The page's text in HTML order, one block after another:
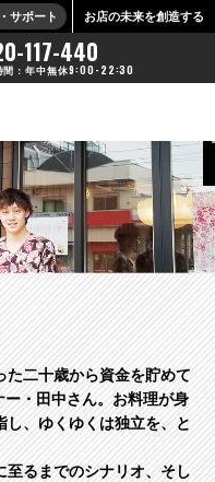
サポート お店の未来を創造する
117-440
間：年中無休9:00-22:30
た二十歳から資金を貯めて
・田中さん。お料理が身
、ゆくゆくは独立を、と
至るまでのシナリオ、そし